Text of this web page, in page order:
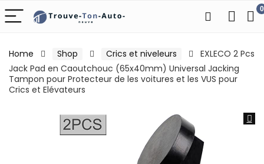
0
Home Shop Crics et niveleurs
EXLECO 2 Pcs
Jack Pad en Caoutchouc (65x40mm) Universal Jacking
Tampon pour Protecteur de les voitures et les VUS pour
Crics et Elévateurs